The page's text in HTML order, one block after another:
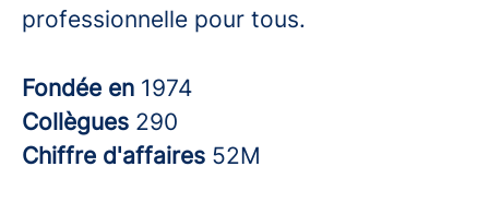
professionnelle pour tous.
Fondée en 1974
Collègues 290
Chiffre d'affaires 52M